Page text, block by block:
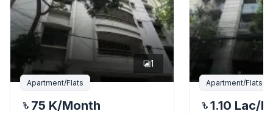
1
Apartment/Flats
75 K/Month
Apartment/Flats
1.10 Lac/